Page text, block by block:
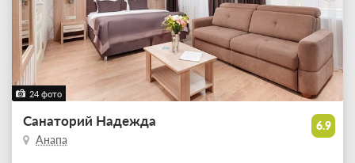
24 фото
6.9
Санаторий Надежда
Анапа